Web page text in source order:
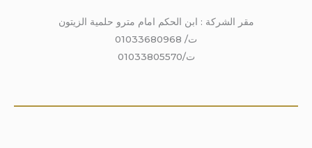
مقر الشركة : ابن الحكم امام مترو حلمية الزيتون
ت/ 01033680968
ت/01033805570